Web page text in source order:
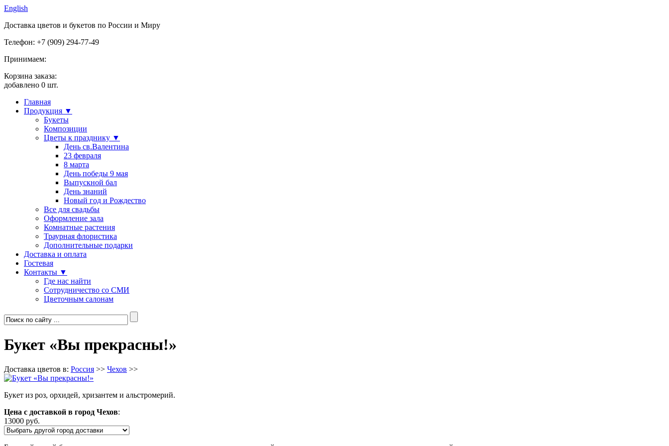
English
Доставка цветов и букетов по России и Миру
Телефон: +7 (909) 294-77-49
Принимаем:
Корзина заказа:
добавлено 0 шт.
Главная
Продукция ▼
Букеты
Композиции
Цветы к празднику ▼
День св.Валентина
23 февраля
8 марта
День победы 9 мая
Выпускной бал
День знаний
Новый год и Рождество
Все для свадьбы
Оформление зала
Комнатные растения
Траурная флористика
Дополнительные подарки
Доставка и оплата
Гостевая
Контакты ▼
Где нас найти
Сотрудничество со СМИ
Цветочным салонам
Букет «Вы прекрасны!»
Доставка цветов в: Россия >> Чехов >>
Букет из роз, орхидей, хризантем и альстромерий.
Цена с доставкой в город Чехов:
13000 руб.